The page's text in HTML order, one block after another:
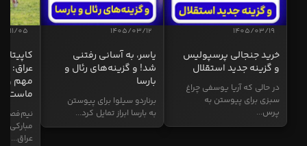
1405/03/19
خرید جنجالی پرسپولیس
و گزینه جدید استقلال
در حالی که آریا یوسفی چراغ
سبزی برای پیوستن به
پرس...
1405/03/12
یاسر، به آسانی رفتنی
شد! و گزینه‌های رئال و
بارسا
برناردو سیلوا برای پیوستن
به بارسا ابراز تمایل کرد...
11/05
عراق:
مهم و
ماست
نیم‌فصل
مبارکی
عراق...